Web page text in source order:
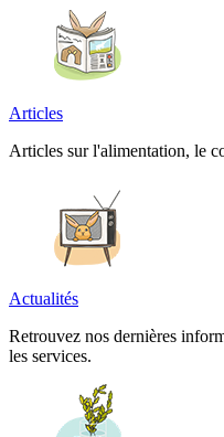
Articles
Articles sur l'alimentation, le
Actualités
Retrouvez nos dernières
les services.